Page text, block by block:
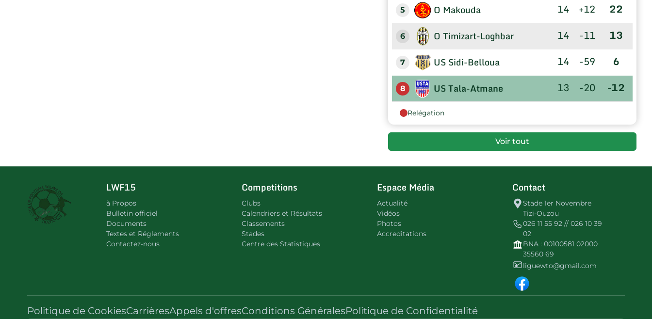
5 O Makouda 14 +12 22
6 O Timizart-Loghbar 14 -11 13
7 US Sidi-Belloua 14 -59 6
8 US Tala-Atmane 13 -20 -12
Relégation
Voir tout
LWF15
à Propos
Bulletin officiel
Documents
Textes et Réglements
Contactez-nous
Competitions
Clubs
Calendriers et Résultats
Classements
Stades
Centre des Statistiques
Espace Média
Actualité
Vidéos
Photos
Accreditations
Contact
Stade 1er Novembre
Tizi-Ouzou
026 11 55 92 // 026 10 39
02
BNA : 00100581 02000
35560 69
liguewto@gmail.com
Politique de CookiesCarrièresAppels d'offresConditions GénéralesPolitique de Confidentialité